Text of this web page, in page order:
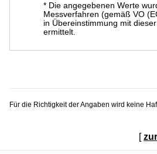
* Die angegebenen Werte
Messverfahren (gemäß VO
in Übereinstimmung mit
ermittelt.
Für die Richtigkeit der Angaben wird keine